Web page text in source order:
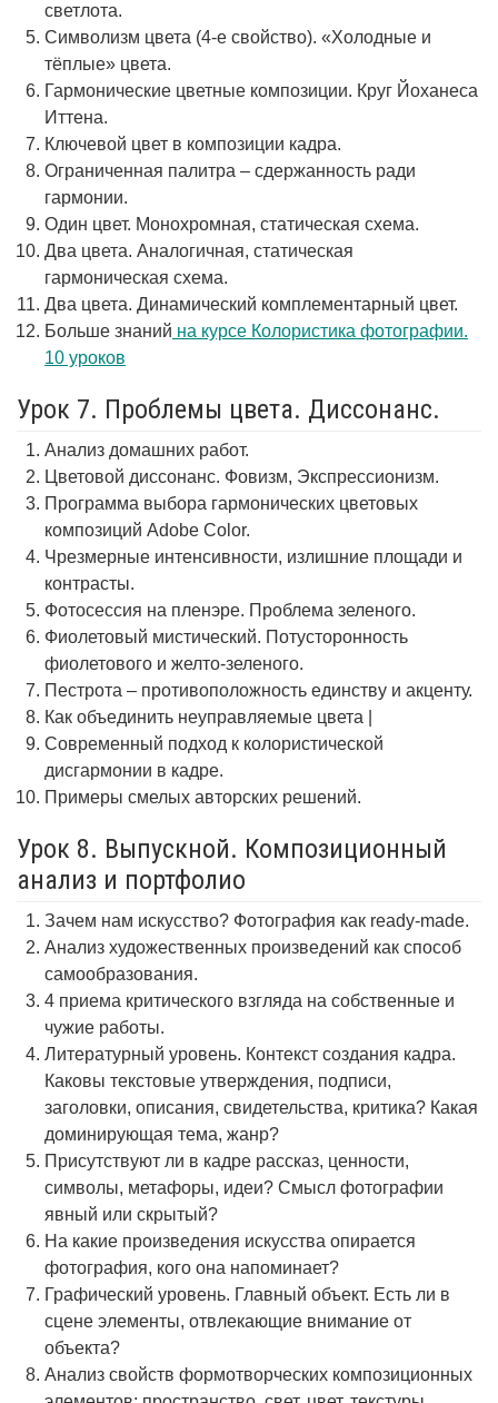
светлота.
Символизм цвета (4-е свойство). «Холодные и
тёплые» цвета.
Гармонические цветные композиции. Круг Йоханеса
Иттена.
Ключевой цвет в композиции кадра.
Ограниченная палитра – сдержанность ради
гармонии.
Один цвет. Монохромная, статическая схема.
Два цвета. Аналогичная, статическая
гармоническая схема.
Два цвета. Динамический комплементарный цвет.
Больше знаний на курсе Колористика фотографии.
10 уроков
Урок 7. Проблемы цвета. Диссонанс.
Анализ домашних работ.
Цветовой диссонанс. Фовизм, Экспрессионизм.
Программа выбора гармонических цветовых
композиций Adobe Color.
Чрезмерные интенсивности, излишние площади и
контрасты.
Фотосессия на пленэре. Проблема зеленого.
Фиолетовый мистический. Потусторонность
фиолетового и желто-зеленого.
Пестрота – противоположность единству и акценту.
Как объединить неуправляемые цвета |
Современный подход к колористической
дисгармонии в кадре.
Примеры смелых авторских решений.
Урок 8. Выпускной. Композиционный
анализ и портфолио
Зачем нам искусство? Фотография как ready-made.
Анализ художественных произведений как способ
самообразования.
4 приема критического взгляда на собственные и
чужие работы.
Литературный уровень. Контекст создания кадра.
Каковы текстовые утверждения, подписи,
заголовки, описания, свидетельства, критика? Какая
доминирующая тема, жанр?
Присутствуют ли в кадре рассказ, ценности,
символы, метафоры, идеи? Смысл фотографии
явный или скрытый?
На какие произведения искусства опирается
фотография, кого она напоминает?
Графический уровень. Главный объект. Есть ли в
сцене элементы, отвлекающие внимание от
объекта?
Анализ свойств формотворческих композиционных